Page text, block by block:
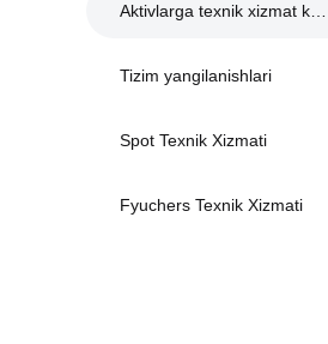
Aktivlarga texnik xizmat ko'rsatish
Tizim yangilanishlari
Spot Texnik Xizmati
Fyuchers Texnik Xizmati